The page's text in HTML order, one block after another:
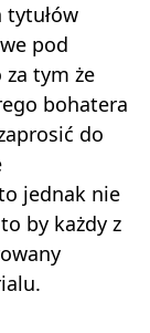
tytułów
pod
za tym że
bohatera
do
jednak nie
by każdy z